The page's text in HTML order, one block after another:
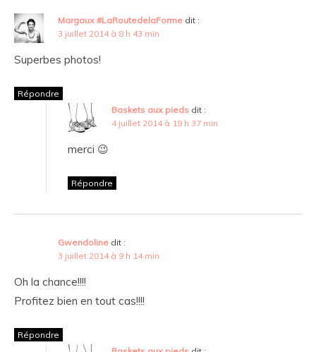
Margaux #LaRoutedelaForme dit :
3 juillet 2014 à 8 h 43 min
Superbes photos!
Répondre
Baskets aux pieds dit :
4 juillet 2014 à 19 h 37 min
merci 😉
Répondre
Gwendoline dit :
3 juillet 2014 à 9 h 14 min
Oh la chance!!!!
Profitez bien en tout cas!!!!
Répondre